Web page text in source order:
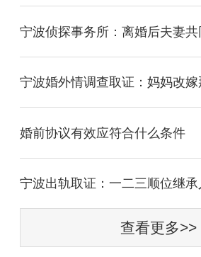
婚前协议有效应符合什么条件
查看更多>>